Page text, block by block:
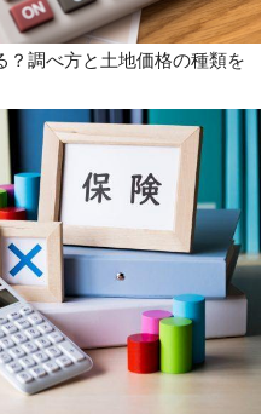
？調べ方と土地価格の種類を